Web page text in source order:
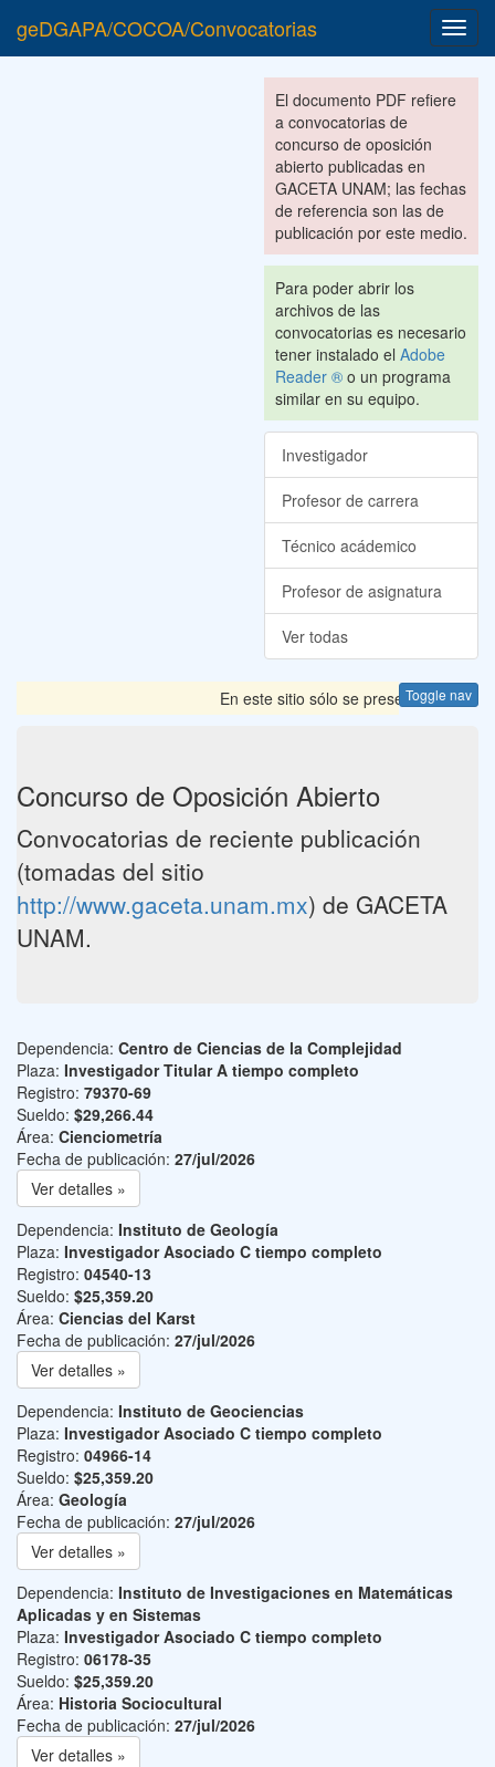
geDGAPA/COCOA/Convocatorias
El documento PDF refiere
a convocatorias de
concurso de oposición
abierto publicadas en
GACETA UNAM; las fechas
de referencia son las de
publicación por este medio.
Para poder abrir los
archivos de las
convocatorias es necesario
tener instalado el Adobe
Reader ® o un programa
similar en su equipo.
Investigador
Profesor de carrera
Técnico acádemico
Profesor de asignatura
Ver todas
Toggle nav
En este sitio sólo se presentan las
Concurso de Oposición Abierto
Convocatorias de reciente publicación
(tomadas del sitio
http://www.gaceta.unam.mx) de GACETA
UNAM.
Dependencia: Centro de Ciencias de la Complejidad
Plaza: Investigador Titular A tiempo completo
Registro: 79370-69
Sueldo: $29,266.44
Área: Cienciometría
Fecha de publicación: 27/jul/2026
Ver detalles »
Dependencia: Instituto de Geología
Plaza: Investigador Asociado C tiempo completo
Registro: 04540-13
Sueldo: $25,359.20
Área: Ciencias del Karst
Fecha de publicación: 27/jul/2026
Ver detalles »
Dependencia: Instituto de Geociencias
Plaza: Investigador Asociado C tiempo completo
Registro: 04966-14
Sueldo: $25,359.20
Área: Geología
Fecha de publicación: 27/jul/2026
Ver detalles »
Dependencia: Instituto de Investigaciones en Matemáticas
Aplicadas y en Sistemas
Plaza: Investigador Asociado C tiempo completo
Registro: 06178-35
Sueldo: $25,359.20
Área: Historia Sociocultural
Fecha de publicación: 27/jul/2026
Ver detalles »